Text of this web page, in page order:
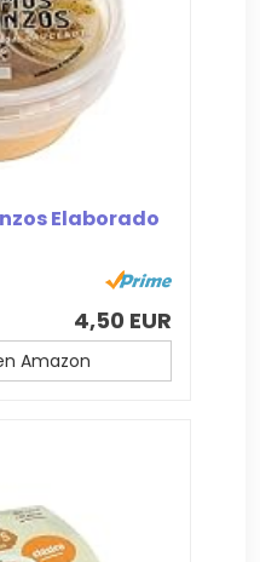
Elaborado
4,50 EUR
Amazon